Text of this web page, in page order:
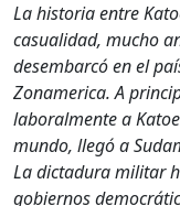
La historia entre
casualidad, mucho
desembarcó en el
Zonamerica.A
laboralmente a
mundo, llegó a
La dictadura militar
gobiernos